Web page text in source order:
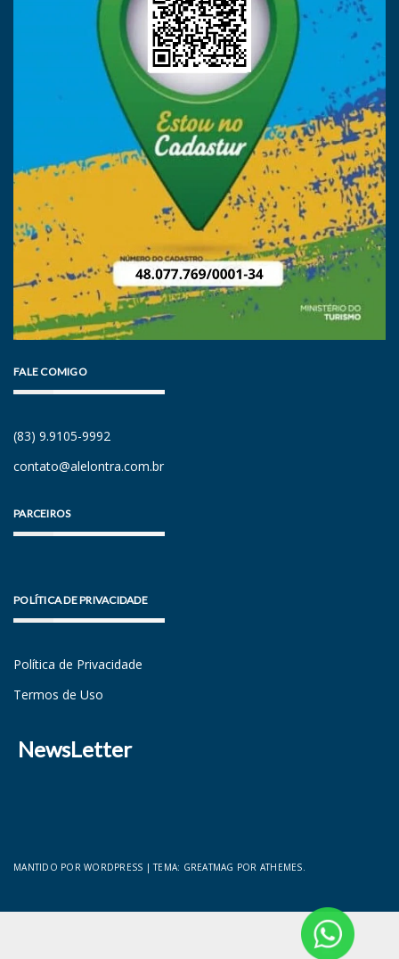
FALE COMIGO
(83) 9.9105-9992
contato@alelontra.com.br
PARCEIROS
POLÍTICA DE PRIVACIDADE
Política de Privacidade
Termos de Uso
NewsLetter
MANTIDO POR WORDPRESS |TEMA: GREATMAG POR ATHEMES.